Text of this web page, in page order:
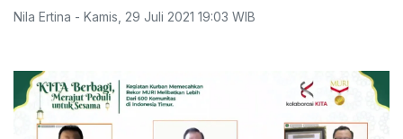
Nila Ertina - Kamis 29 Juli 2021 19:03 WIB